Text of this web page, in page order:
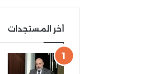
أخر المستجدات